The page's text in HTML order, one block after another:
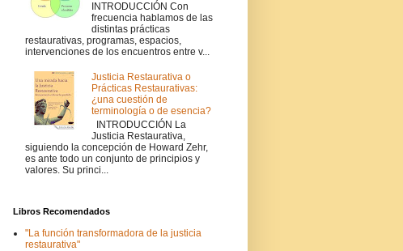
INTRODUCCIÓN Con
frecuencia hablamos de las
distintas prácticas
restaurativas, programas, espacios,
intervenciones de los encuentros entre v...
Justicia Restaurativa o
Prácticas Restaurativas:
¿una cuestión de
terminología o de esencia?
INTRODUCCIÓN La
Justicia Restaurativa,
siguiendo la concepción de Howard Zehr,
es ante todo un conjunto de principios y
valores. Su princi...
Libros Recomendados
"La función transformadora de la justicia
restaurativa"